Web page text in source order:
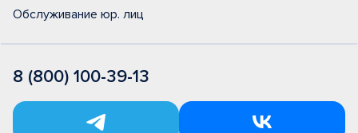
Обслуживание юр. лиц
8 (800) 100-39-13